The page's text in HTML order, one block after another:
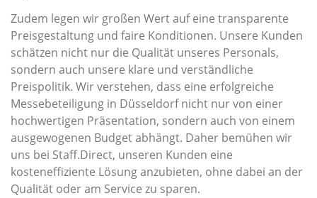
Zudem legen wir großen Wert auf eine transparente
Preisgestaltung und faire Konditionen. Unsere Kunden
schätzen nicht nur die Qualität unseres Personals,
sondern auch unsere klare und verständliche
Preispolitik. Wir verstehen, dass eine erfolgreiche
Messebeteiligung in Düsseldorf nicht nur von einer
hochwertigen Präsentation, sondern auch von einem
ausgewogenen Budget abhängt. Daher bemühen wir
uns bei Staff.Direct, unseren Kunden eine
kosteneffiziente Lösung anzubieten, ohne dabei an der
Qualität oder am Service zu sparen.